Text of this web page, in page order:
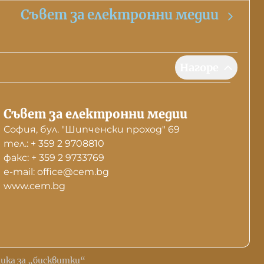
Съвет за електронни медии
Съвет за електронни медии
София, бул. "Шипченски проход" 69
тел.: + 359 2 9708810
факс: + 359 2 9733769
е-mail: office@cem.bg
www.cem.bg
за „бисквитки“